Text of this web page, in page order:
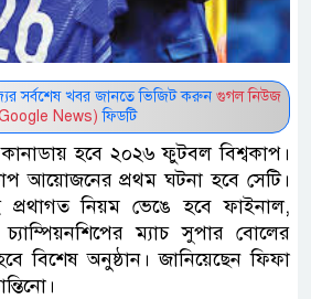
সর্বশেষ খবর জানতে ভিজিট করুন গুগল নিউজ
News) ফিডটি
কানাডায় হবে ২০২৬ ফুটবল বিশ্বকাপ।
আয়োজনের প্রথম ঘটনা হবে সেটি।
প্রথাগত নিয়ম ভেঙে হবে ফাইনাল,
ম্যাচ সুপার বোলের
বিশেষ অনুষ্ঠান। জানিয়েছেন ফিফা